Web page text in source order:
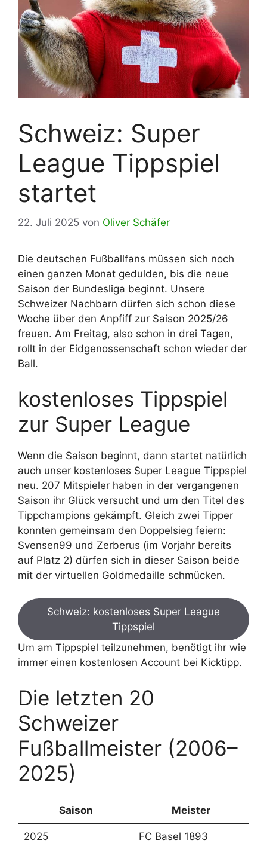
Schweiz: Super
League Tippspiel
startet
22. Juli 2025 von Oliver Schäfer
Die deutschen Fußballfans müssen sich noch
einen ganzen Monat gedulden, bis die neue
Saison der Bundesliga beginnt. Unsere
Schweizer Nachbarn dürfen sich schon diese
Woche über den Anpfiff zur Saison 2025/26
freuen. Am Freitag, also schon in drei Tagen,
rollt in der Eidgenossenschaft schon wieder der
Ball.
kostenloses Tippspiel
zur Super League
Wenn die Saison beginnt, dann startet natürlich
auch unser kostenloses Super League Tippspiel
neu. 207 Mitspieler haben in der vergangenen
Saison ihr Glück versucht und um den Titel des
Tippchampions gekämpft. Gleich zwei Tipper
konnten gemeinsam den Doppelsieg feiern:
Svensen99 und Zerberus (im Vorjahr bereits
auf Platz 2) dürfen sich in dieser Saison beide
mit der virtuellen Goldmedaille schmücken.
Schweiz: kostenloses Super League
Tippspiel
Um am Tippspiel teilzunehmen, benötigt ihr wie
immer einen kostenlosen Account bei Kicktipp.
Die letzten 20
Schweizer
Fußballmeister (2006–
2025)
Saison Meister
2025 FC Basel 1893